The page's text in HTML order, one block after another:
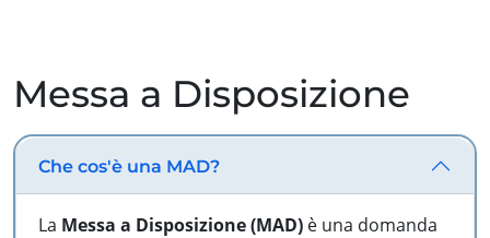
Messa a Disposizione
Che cos'è una MAD?
La Messa a Disposizione (MAD) è una domanda